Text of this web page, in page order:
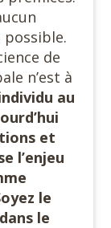
possible.
de
n’est à
au
et
l’enjeu
le
le